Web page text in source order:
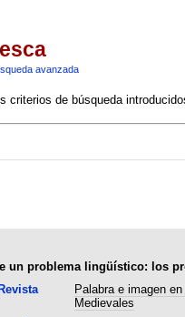
avanzada
criterios de búsqueda
un problema lingüístico: los
Revista
Palabra e imagen
Medievales